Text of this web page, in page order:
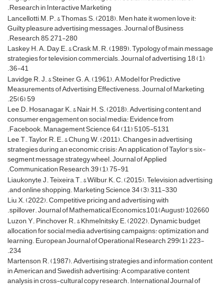
Research in Interactive Marketing.
Lancellotti, M. P., & Thomas, S. (2018). Men hate it, women love it:
Guilty pleasure advertising messages. Journal of Business
Research, 85, 271-280.
Laskey, H. A., Day, E., & Crask, M. R. (1989). Typology of main message
strategies for television commercials. Journal of advertising, 18 (1),
36-41.
Lavidge, R. J., & Steiner, G. A. (1961). A Model for Predictive
Measurements of Advertising Effectiveness. Journal of Marketing,
25(6), 59.
Lee, D., Hosanagar, K., & Nair, H. S. (2018). Advertising content and
consumer engagement on social media: Evidence from
Facebook. Management Science, 64 (11), 5105-5131.
Lee, T., Taylor, R. E., & Chung, W. (2011). Changes in advertising
strategies during an economic crisis: An application of Taylor's six-
segment message strategy wheel. Journal of Applied
Communication Research, 39 (1), 75-91.
Liaukonyte, J., Teixeira, T., & Wilbur, K. C. (2015). Television advertising
and online shopping. Marketing Science, 34 (3), 311-330.
Liu, X. (2022). Competitive pricing and advertising with
spillover. Journal of Mathematical Economics,101(August) 102660.
Luzon, Y., Pinchover, R., & Khmelnitsky, E. (2022). Dynamic budget
allocation for social media advertising campaigns: optimization and
learning. European Journal of Operational Research, 299(1), 223-
234.
Martenson, R. (1987). Advertising strategies and information content
in American and Swedish advertising: A comparative content
analysis in cross-cultural copy research. International Journal of